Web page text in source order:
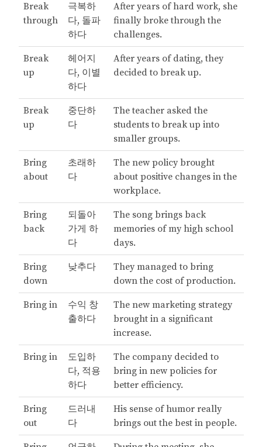
Break
through
극복하
다, 돌파
하다
After years of hard work, she
finally broke through the
challenges.
Break
up
헤어지
다, 이별
하다
After years of dating, they
decided to break up.
Break
up
중단하
다
The teacher asked the
students to break up into
smaller groups.
Bring
about
초래하
다
The new policy brought
about positive changes in the
workplace.
Bring
back
되돌아
가게 하
다
The song brings back
memories of my high school
days.
Bring
down
낮추다
They managed to bring
down the cost of production.
Bring in
수익 창
출하다
The new marketing strategy
brought in a significant
increase.
Bring in
도입하
다, 적용
하다
The company decided to
bring in new policies for
better efficiency.
Bring
out
드러내
다
His sense of humor really
brings out the best in people.